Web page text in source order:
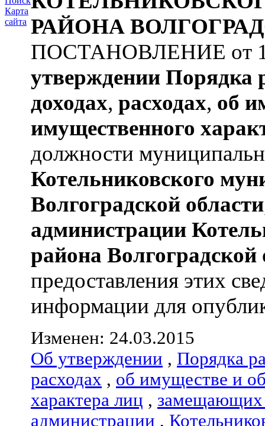
Карта
сайта РАЙОНА
ПОСТАНОВЛЕНИЕ от
утверждении Порядка
доходах, расходах, об
имущественного
должности
Котельниковского
Волгоградской области
администрации
района Волгоградской
предоставления этих
информации для
Изменен: 24.03.2015
Об утверждении , Порядка
расходах , об имуществе и
характера лиц , замещающих
администрации ,